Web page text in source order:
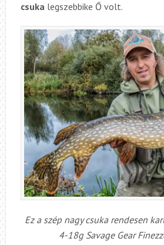
csukalegszebbike Ő volt.
Ez a szép nagy csuka rendesen
4-18g Savage Gear